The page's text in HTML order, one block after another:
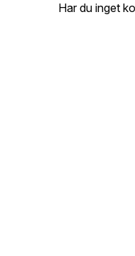
Har du inget